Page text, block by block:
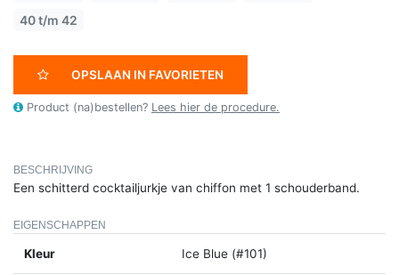
40 t/m 42
OPSLAAN IN FAVORIETEN
Product (na)bestellen? Lees hier de procedure.
BESCHRIJVING
Een schitterd cocktailjurkje van chiffon met 1 schouderband.
EIGENSCHAPPEN
Kleur Ice Blue (#101)